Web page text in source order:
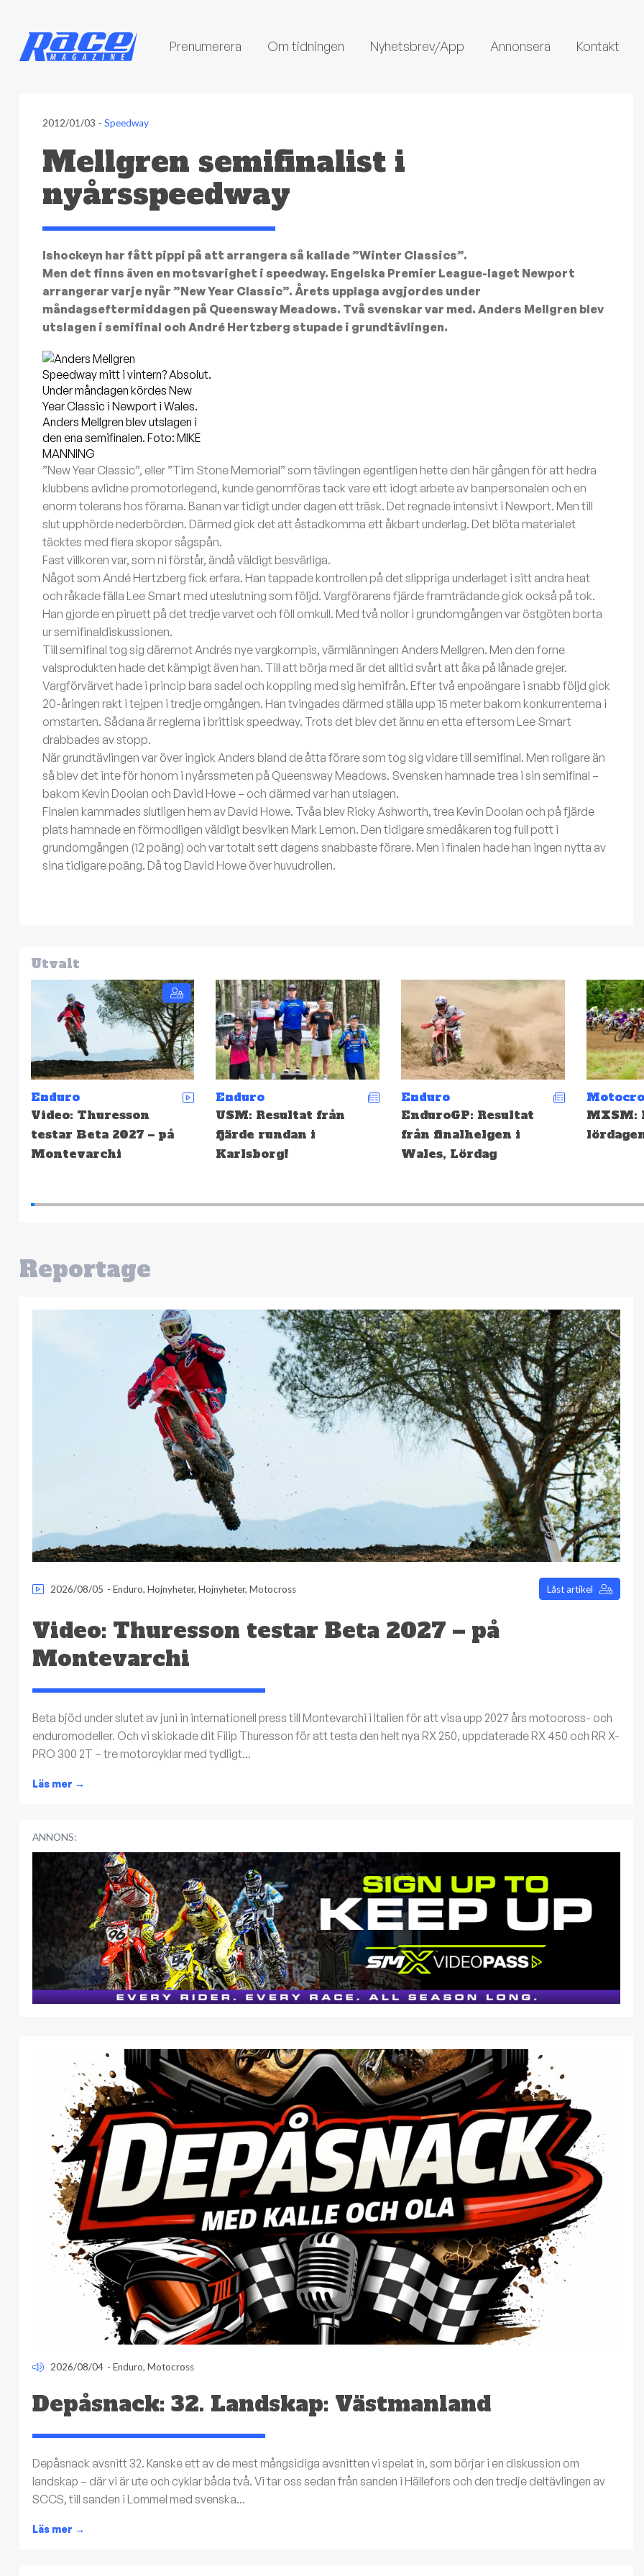
Prenumerera Om tidningen Nyhetsbrev/App Annonsera Kontakt
2012/01/03 - Speedway
Mellgren semifinalist i
nyårsspeedway
Ishockeyn har fått pippi på att arrangera så kallade ”Winter Classics”.
Men det finns även en motsvarighet i speedway. Engelska Premier League-laget Newport
arrangerar varje nyår ”New Year Classic”. Årets upplaga avgjordes under
måndagseftermiddagen på Queensway Meadows. Två svenskar var med. Anders Mellgren blev
utslagen i semifinal och André Hertzberg stupade i grundtävlingen.
Speedway mitt i vintern? Absolut.
Under måndagen kördes New
Year Classic i Newport i Wales.
Anders Mellgren blev utslagen i
den ena semifinalen. Foto: MIKE
MANNING
”New Year Classic”, eller ”Tim Stone Memorial” som tävlingen egentligen hette den här gången för att hedra
klubbens avlidne promotorlegend, kunde genomföras tack vare ett idogt arbete av banpersonalen och en
enorm tolerans hos förarna. Banan var tidigt under dagen ett träsk. Det regnade intensivt i Newport. Men till
slut upphörde nederbörden. Därmed gick det att åstadkomma ett åkbart underlag. Det blöta materialet
täcktes med flera skopor sågspån.
Fast villkoren var, som ni förstår, ändå väldigt besvärliga.
Något som Andé Hertzberg fick erfara. Han tappade kontrollen på det slippriga underlaget i sitt andra heat
och råkade fälla Lee Smart med uteslutning som följd. Vargförarens fjärde framträdande gick också på tok.
Han gjorde en piruett på det tredje varvet och föll omkull. Med två nollor i grundomgången var östgöten borta
ur semifinaldiskussionen.
Till semifinal tog sig däremot Andrés nye vargkompis, värmlänningen Anders Mellgren. Men den forne
valsprodukten hade det kämpigt även han. Till att börja med är det alltid svårt att åka på lånade grejer.
Vargförvärvet hade i princip bara sadel och koppling med sig hemifrån. Efter två enpoängare i snabb följd gick
20-åringen rakt i tejpen i tredje omgången. Han tvingades därmed ställa upp 15 meter bakom konkurrenterna i
omstarten. Sådana är reglerna i brittisk speedway. Trots det blev det ännu en etta eftersom Lee Smart
drabbades av stopp.
När grundtävlingen var över ingick Anders bland de åtta förare som tog sig vidare till semifinal. Men roligare än
så blev det inte för honom i nyårssmeten på Queensway Meadows. Svensken hamnade trea i sin semifinal –
bakom Kevin Doolan och David Howe – och därmed var han utslagen.
Finalen kammades slutligen hem av David Howe. Tvåa blev Ricky Ashworth, trea Kevin Doolan och på fjärde
plats hamnade en förmodligen väldigt besviken Mark Lemon. Den tidigare smedåkaren tog full pott i
grundomgången (12 poäng) och var totalt sett dagens snabbaste förare. Men i finalen hade han ingen nytta av
sina tidigare poäng. Då tog David Howe över huvudrollen.
Utvalt
Enduro
USM: Resultat från
fjärde rundan i
Karlsborg!
Enduro
EnduroGP: Resultat
från finalhelgen i
Wales, Lördag
Motocross
MXSM: Resultat från
lördagen i Ulricehamn!
Enduro
Reportage
2026/08/05 - Enduro, Hojnyheter, Hojnyheter, Motocross Låst artikel
Video: Thuresson testar Beta 2027 – på
Montevarchi
Beta bjöd under slutet av juni in internationell press till Montevarchi i Italien för att visa upp 2027 års motocross- och
enduromodeller. Och vi skickade dit Filip Thuresson för att testa den helt nya RX 250, uppdaterade RX 450 och RR X-
PRO 300 2T – tre motorcyklar med tydligt...
Läs mer →
ANNONS:
2026/08/04 - Enduro, Motocross
Depåsnack: 32. Landskap: Västmanland
Depåsnack avsnitt 32. Kanske ett av de mest mångsidiga avsnitten vi spelat in, som börjar i en diskussion om
landskap – där vi är ute och cyklar båda två. Vi tar oss sedan från sanden i Hällefors och den tredje deltävlingen av
SCCS, till sanden i Lommel med svenska...
Läs mer →